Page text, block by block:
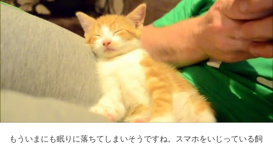
もういまにも眠りに落ちてしまいそうですね。スマホをいじっている飼